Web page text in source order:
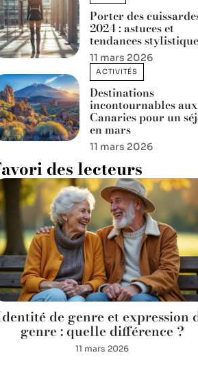
Porter des
2024 : astuces et
tendances
11 mars 2026
ACTIVITÉS
Destinations
incontournables aux
Canaries pour un
en mars
11 mars 2026
des lecteurs
de genre et expression
genre : quelle différence ?
11 mars 2026